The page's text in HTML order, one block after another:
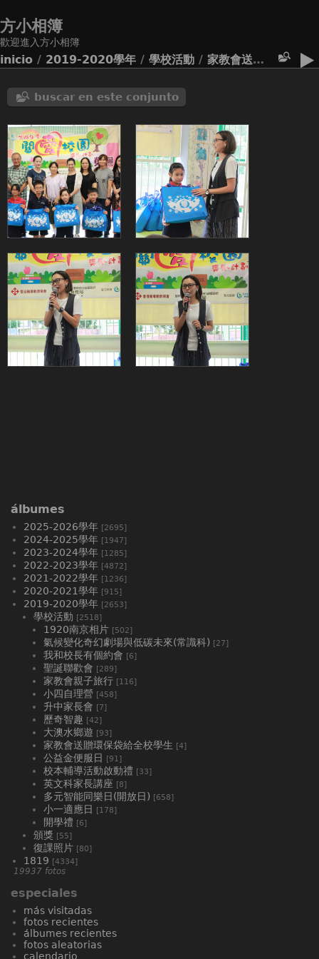
方小相簿
歡迎進入方小相簿
inicio / 2019-2020學年 / 學校活動 / 家教會送贈環保袋給全校學生
buscar en este conjunto
álbumes
2025-2026學年 [2695]
2024-2025學年 [1947]
2023-2024學年 [1285]
2022-2023學年 [4872]
2021-2022學年 [1236]
2020-2021學年 [915]
2019-2020學年 [2653]
學校活動 [2518]
1920南京相片 [502]
氣候變化奇幻劇場與低碳未來(常識科) [27]
我和校長有個約會 [6]
聖誕聯歡會 [289]
家教會親子旅行 [116]
小四自理營 [458]
升中家長會 [7]
歷奇智趣 [42]
大澳水鄉遊 [93]
家教會送贈環保袋給全校學生 [4]
公益金便服日 [91]
校本輔導活動啟動禮 [33]
英文科家長講座 [8]
多元智能同樂日(開放日) [658]
小一適應日 [178]
開學禮 [6]
頒獎 [55]
復課照片 [80]
1819 [4334]
19937 fotos
especiales
más visitadas
fotos recientes
álbumes recientes
fotos aleatorias
calendario